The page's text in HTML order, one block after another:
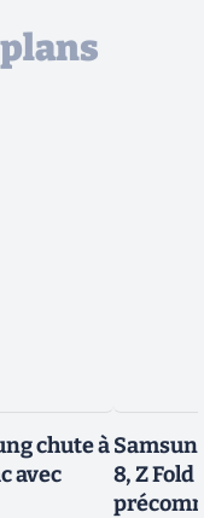
chute à
avec
8, Z Fold